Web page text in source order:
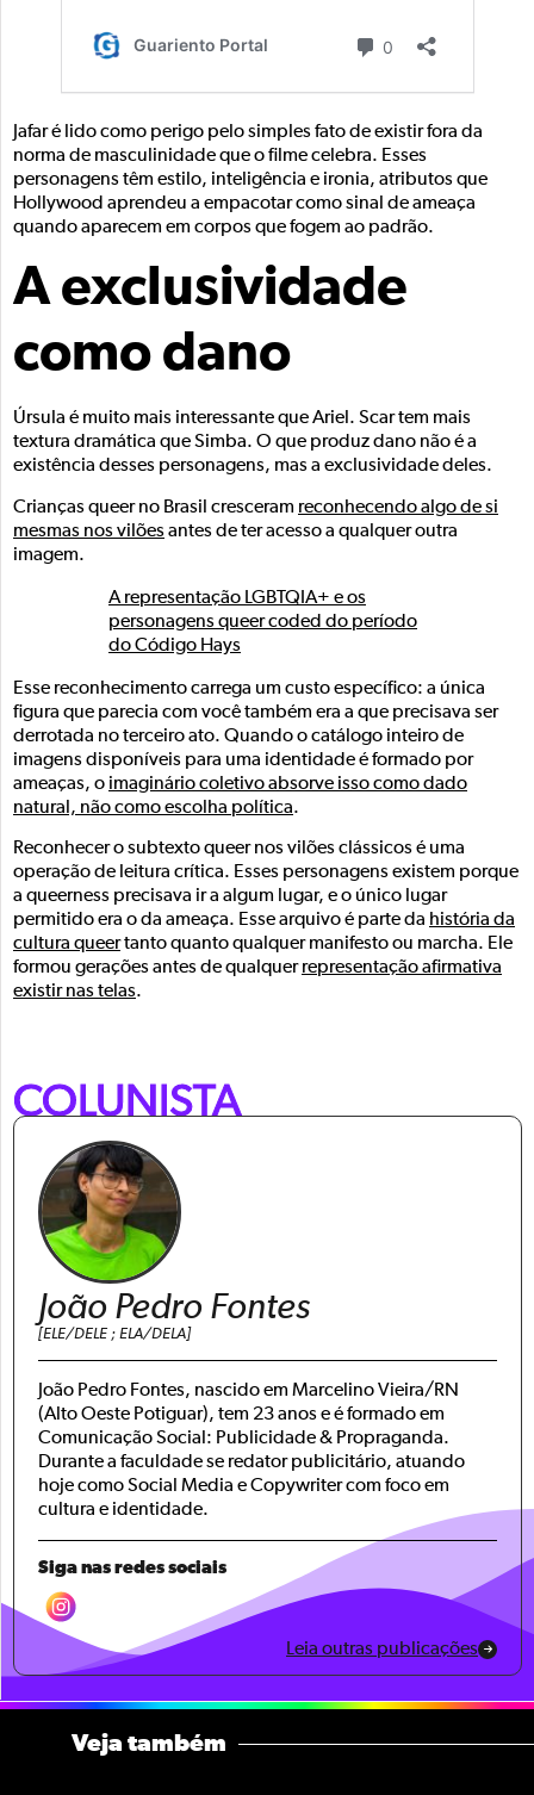
Jafar é lido como perigo pelo simples fato de existir fora da
norma de masculinidade que o filme celebra. Esses
personagens têm estilo, inteligência e ironia, atributos que
Hollywood aprendeu a empacotar como sinal de ameaça
quando aparecem em corpos que fogem ao padrão.
A exclusividade
como dano
Úrsula é muito mais interessante que Ariel. Scar tem mais
textura dramática que Simba. O que produz dano não é a
existência desses personagens, mas a exclusividade deles.
Crianças queer no Brasil cresceram reconhecendo algo de si
mesmas nos vilõesantes de ter acesso a qualquer outra
imagem.
A representação LGBTQIA+ e os
personagens queer coded do período
do Código Hays
Esse reconhecimento carrega um custo específico: a única
figura que parecia com você também era a que precisava ser
derrotada no terceiro ato. Quando o catálogo inteiro de
imagens disponíveis para uma identidade é formado por
ameaças, o imaginário coletivo absorve isso como dado
natural, não como escolha política.
Reconhecer o subtexto queer nos vilões clássicos é uma
operação de leitura crítica. Esses personagens existem porque
a queerness precisava ir a algum lugar, e o único lugar
permitido era o da ameaça. Esse arquivo é parte da história da
cultura queertanto quanto qualquer manifesto ou marcha. Ele
formou gerações antes de qualquerrepresentação afirmativa
existir nas telas.
COLUNISTA
João Pedro Fontes
[ELE/DELE ; ELA/DELA]
João Pedro Fontes, nascido em Marcelino Vieira/RN
(Alto Oeste Potiguar), tem 23 anos e é formado em
Comunicação Social: Publicidade & Propraganda.
Durante a faculdade se redator publicitário, atuando
hoje como Social Media e Copywriter com foco em
cultura e identidade.
Siga nas redes sociais
Leia outras publicações
Veja também